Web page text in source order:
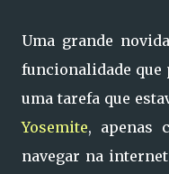
Uma grande
funcionalidade
uma tarefa que
Yosemite, apenas
navegar na